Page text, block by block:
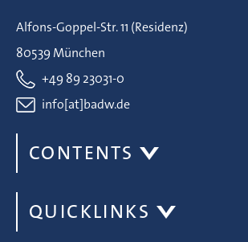
Alfons-Goppel-Str. 11 (Residenz)
80539 München
+49 89 23031-0
info[at]badw.de
CONTENTS
QUICKLINKS